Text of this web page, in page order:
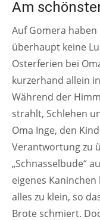
Am
Auf Gomera
überhaupt keine
Osterferien bei
kurzerhand allein
Während der
strahlt, Schlehen
Oma Inge, den
Verantwortung zu
„Schnasselbude“
eigenes
alles zu klein, so
Brote schmiert.